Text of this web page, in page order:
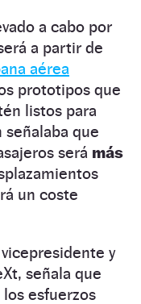
a cabo por
a partir de
aérea
prototipos que
listos para
que
será más
un coste
y
señala que
esfuerzos